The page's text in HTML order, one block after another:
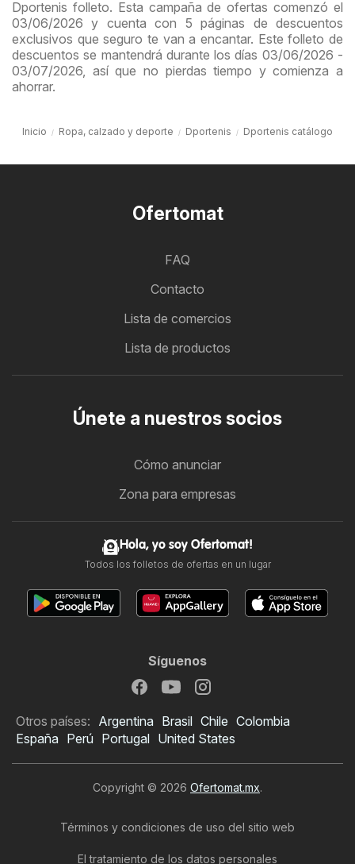
Folleto de Dportenis
Dportenis folleto. Esta campaña de ofertas comenzó el
03/06/2026 y cuenta con 5 páginas de descuentos
exclusivos que seguro te van a encantar. Este folleto de
descuentos se mantendrá durante los días 03/06/2026 -
03/07/2026, así que no pierdas tiempo y comienza a
ahorrar.
Inicio Ropa, calzado y deporte Dportenis Dportenis catálogo
Ofertomat
FAQ
Contacto
Lista de comercios
Lista de productos
Únete a nuestros socios
Cómo anunciar
Zona para empresas
Hola, yo soy Ofertomat!
Todos los folletos de ofertas en un lugar
Síguenos
Otros países: Argentina Brasil Chile Colombia
España Perú Portugal United States
Copyright © 2026 Ofertomat.mx.
Términos y condiciones de uso del sitio web
El tratamiento de los datos personales